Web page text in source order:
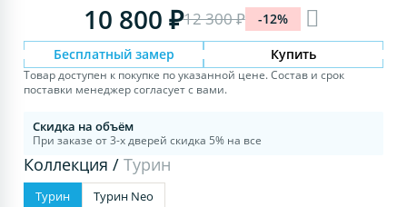
10 800 ₽12 300 ₽ -12%
Бесплатный замер Купить
Товар доступен к покупке по указанной цене. Состав и срок
поставки менеджер согласует с вами.
Скидка на объём
При заказе от 3-х дверей скидка 5% на все
Коллекция /Турин
Турин Турин Neo